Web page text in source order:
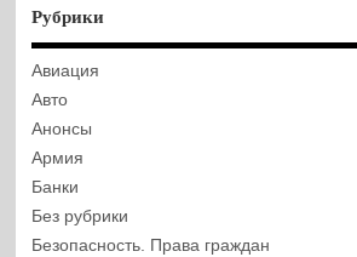
Рубрики
Авиация
Авто
Анонсы
Армия
Банки
Без рубрики
Безопасность. Права граждан